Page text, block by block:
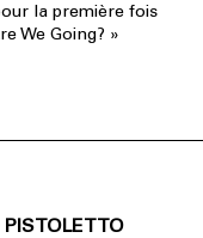
la première fois
We Going? »